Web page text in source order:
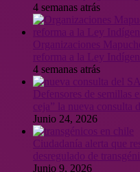
4 semanas atrás
Organizaciones
4 semanas atrás
ceja” la nueva consulta
Junio 24, 2026
Ciudadanía alerta que
desregulado de
Junio 9, 2026